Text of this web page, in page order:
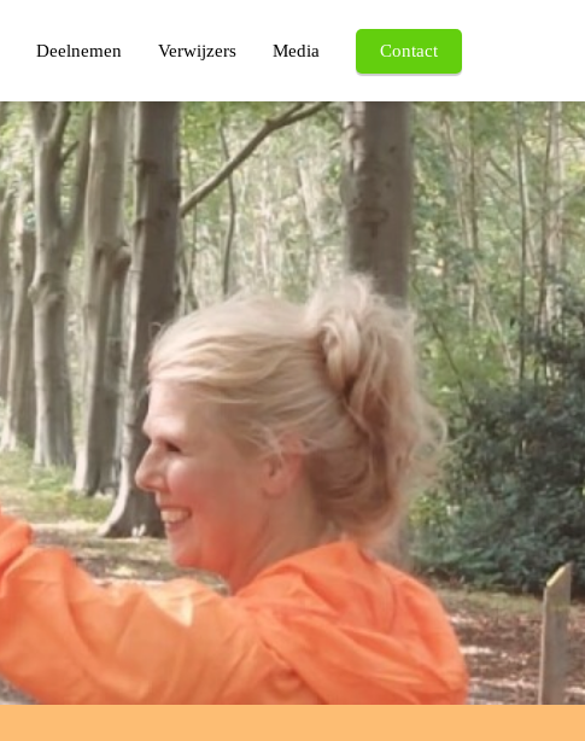
Deelnemen Verwijzers Media Contact